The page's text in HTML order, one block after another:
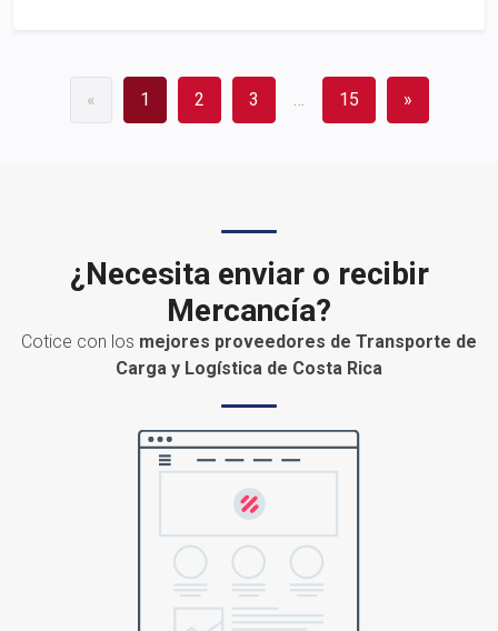
« 1 2 3 … 15 »
¿Necesita enviar o recibir
Mercancía?
Cotice con los mejores proveedores de Transporte de
Carga y Logística de Costa Rica